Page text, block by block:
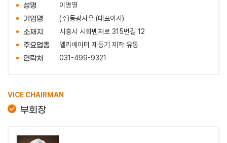
성명 이명열
기업명 (주)동광사우 (대표이사)
소재지 시흥시 시화벤처로 315번길 12
주요업종 엘리베이터 제동기 제작 유통
연락처 031-499-9321
VICE CHAIRMAN
부회장